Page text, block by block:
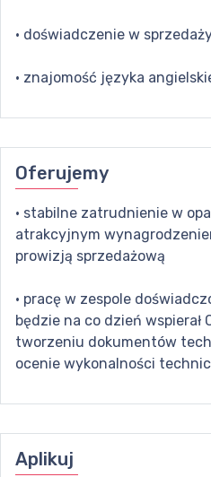
· doświadczenie w
· znajomość języka
Oferujemy
· stabilne zatrudnienie w
atrakcyjnym
prowizją sprzedażową
· pracę w zespole
będzie na co dzień wspierał
tworzeniu dokumentów
ocenie wykonalności
Aplikuj